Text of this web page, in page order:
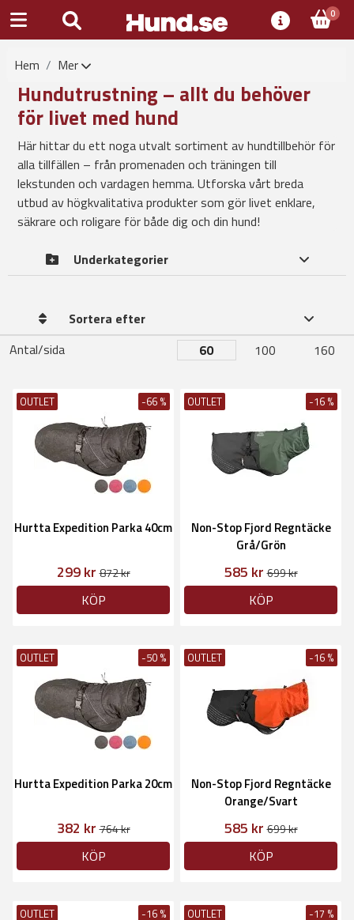
0
Hem Mer
Hundutrustning – allt du behöver
för livet med hund
Här hittar du ett noga utvalt sortiment av hundtillbehör för
alla tillfällen – från promenaden och träningen till
lekstunden och vardagen hemma. Utforska vårt breda
utbud av högkvalitativa produkter som gör livet enklare,
säkrare och roligare för både dig och din hund!
Underkategorier
Sortera efter
Antal/sida
60 100 160
OUTLET -66 %
Hurtta Expedition Parka 40cm
299 kr872 kr
KÖP
OUTLET -16 %
Non-Stop Fjord Regntäcke
Grå/Grön
585 kr699 kr
KÖP
OUTLET -50 %
Hurtta Expedition Parka 20cm
382 kr764 kr
KÖP
OUTLET -16 %
Non-Stop Fjord Regntäcke
Orange/Svart
585 kr699 kr
KÖP
OUTLET -16 % OUTLET -17 %